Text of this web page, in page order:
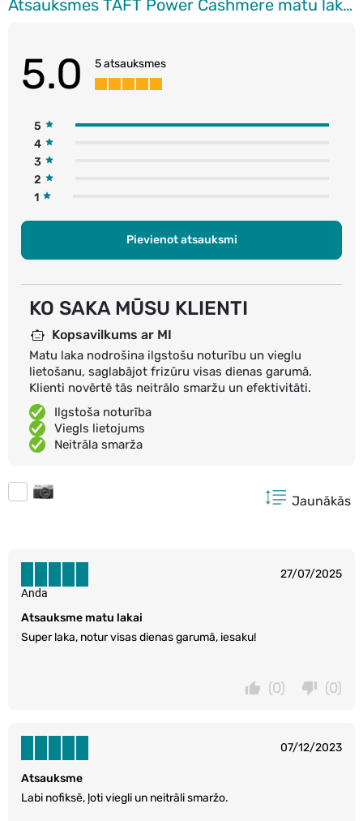
Atsauksmes TAFT Power Cashmere matu laka, 250ml
5.0 5 atsauksmes
5
4
3
2
1
Pievienot atsauksmi
KO SAKA MŪSU KLIENTI
Kopsavilkums ar MI
Matu laka nodrošina ilgstošu noturību un vieglu
lietošanu, saglabājot frizūru visas dienas garumā.
Klienti novērtē tās neitrālo smaržu un efektivitāti.
Ilgstoša noturība
Viegls lietojums
Neitrāla smarža
Jaunākās
27/07/2025
Atsauksme matu lakai
Super laka, notur visas dienas garumā, iesaku!
Anda
(0)
(0)
07/12/2023
Atsauksme
Labi nofiksē, ļoti viegli un neitrāli smaržo.